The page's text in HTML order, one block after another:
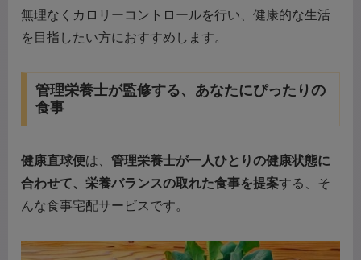
無理なくカロリーコントロールを行い、健康的な生活
を目指したい方におすすめします。
管理栄養士が監修する、あなたにぴったりの
食事
健康直球便は、 管理栄養士が一人ひとりの健康状態に
合わせて、栄養バランスの取れた食事を提案する、そ
んな食事宅配サービスです。